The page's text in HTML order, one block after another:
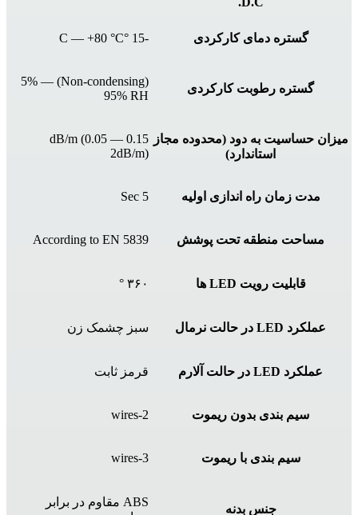
گستره دمای کارکردی -15 °C — +80 °C
گستره رطوبت کارکردی
(Non-condensing) 5% —
95% RH
میزان حساسیت به دود (محدوده مجاز
استاندارد)
0.15 dB/m (0.05 —
2dB/m)
مدت زمان راه اندازی اولیه 5 Sec
مساحت منطقه تحت پوشش According to EN 5839
قابلیت رویت LED ها ۳۶۰ °
عملکرد LED در حالت نرمال سبز چشمک زن
عملکرد LED در حالت آلارم قرمز ثابت
سیم بندی بدون ریموت 2-wires
سیم بندی با ریموت 3-wires
جنس بدنه
ABS مقاوم در برابر